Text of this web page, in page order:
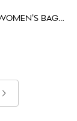
VALENTINO BAGS WOMEN'S BAG BLACK